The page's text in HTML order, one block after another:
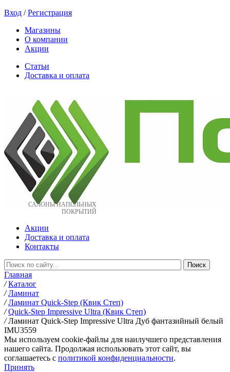
Вход /Регистрация
Магазины
О компании
Акции
Статьи
Доставка и оплата
САЛОНЫ НАПОЛЬНЫХ
ПОКРЫТИЙ
Акции
Доставка и оплата
Контакты
Главная
/ Каталог
/ Ламинат
/ Ламинат Quick-Step (Квик Степ)
/ Quick-Step Impressive Ultra (Квик Степ)
/ Ламинат Quick-Step Impressive Ultra Дуб фантазийный белый
IMU3559
Мы используем cookie-файлы для наилучшего представления
нашего сайта. Продолжая использовать этот сайт, вы
соглашаетесь c политикой конфиденциальности.
Принять